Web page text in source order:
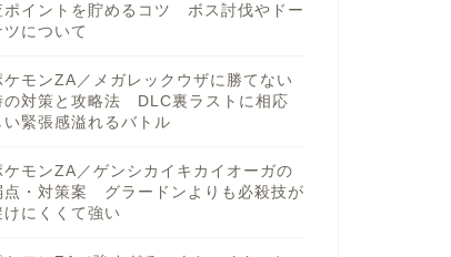
ポイントを貯めるコツ ボス討伐やドー
ツについて
ケモンZA／メガレックウザに勝てない
の対策と攻略法 DLC裏ラストに相応
い緊張感溢れるバトル
ケモンZA／ゲンシカイキカイオーガの
点・対策案 グラードンよりも必殺技が
けにくくて強い